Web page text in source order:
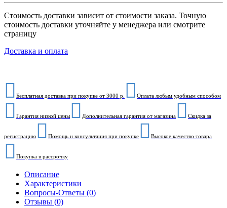
Стоимость доставки зависит от стоимости заказа. Точную
стоимость доставки уточняйте у менеджера или смотрите
страницу
Доставка и оплата
Бесплатная доставка при покупке от 3000 р. Оплата любым удобным способом
Гарантия низкой цены Дополнительная гарантия от магазина Скидка за
регистрацию Помощь и консультация при покупке Высокое качество товара
Покупка в рассрочку
Описание
Характеристики
Вопросы-Ответы (0)
Отзывы (0)